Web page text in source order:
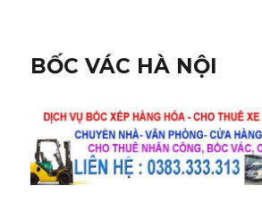
BỐC VÁC HÀ NỘI